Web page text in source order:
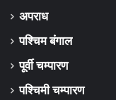
अपराध
पश्चिम बंगाल
पूर्वी चम्पारण
पश्चिमी चम्पारण